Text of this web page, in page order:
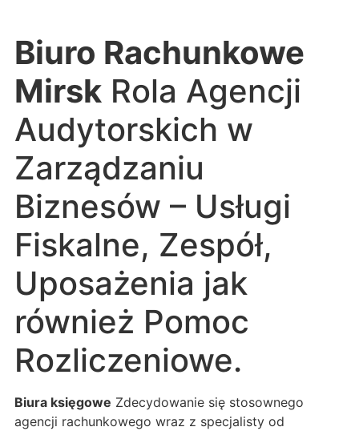
Biuro Rachunkowe
Mirsk Rola Agencji
Audytorskich w
Zarządzaniu
Biznesów – Usługi
Fiskalne, Zespół,
Uposażenia jak
również Pomoc
Rozliczeniowe.
Biura księgowe Zdecydowanie się stosownego
agencji rachunkowego wraz z specjalisty od